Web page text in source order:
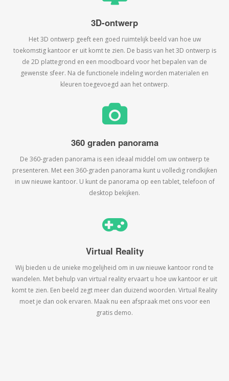
3D-ontwerp
Het 3D ontwerp geeft een goed ruimtelijk beeld van hoe uw
toekomstig kantoor er uit komt te zien. De basis van het 3D ontwerp is
de 2D plattegrond en een moodboard voor het bepalen van de
gewenste sfeer. Na de functionele indeling worden materialen en
kleuren toegevoegd aan het ontwerp.
360 graden panorama
De 360-graden panorama is een ideaal middel om uw ontwerp te
presenteren. Met een 360-graden panorama kunt u volledig rondkijken
in uw nieuwe kantoor. U kunt de panorama op een tablet, telefoon of
desktop bekijken.
Virtual Reality
Wij bieden u de unieke mogelijheid om in uw nieuwe kantoor rond te
wandelen. Met behulp van virtual reality ervaart u hoe uw kantoor er uit
komt te zien. Een beeld zegt meer dan duizend woorden. Virtual Reality
moet je dan ook ervaren. Maak nu een afspraak met ons voor een
gratis demo.